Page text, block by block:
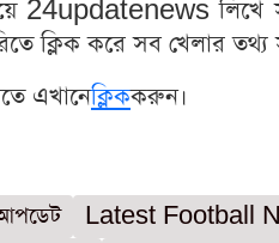
24updatenews লিখে
ক্লিক করে সব খেলার তথ্য
এখানেক্লিককরুন।
Latest Football